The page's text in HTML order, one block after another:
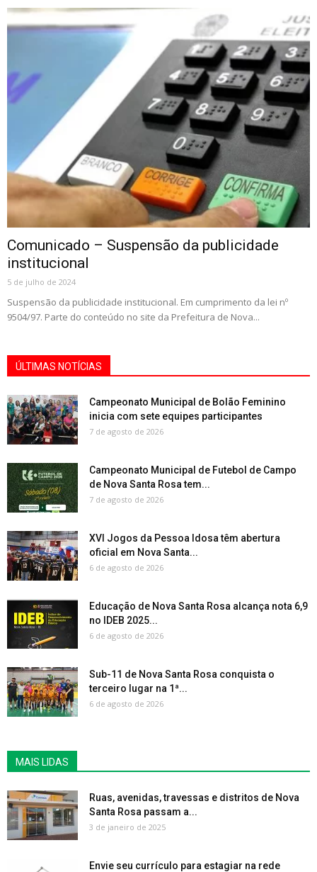
Comunicado – Suspensão da publicidade
institucional
5 de julho de 2024
Suspensão da publicidade institucional. Em cumprimento da lei nº
9504/97. Parte do conteúdo no site da Prefeitura de Nova...
ÚLTIMAS NOTÍCIAS
Campeonato Municipal de Bolão Feminino
inicia com sete equipes participantes
7 de agosto de 2026
Campeonato Municipal de Futebol de Campo
de Nova Santa Rosa tem...
7 de agosto de 2026
XVI Jogos da Pessoa Idosa têm abertura
oficial em Nova Santa...
6 de agosto de 2026
Educação de Nova Santa Rosa alcança nota 6,9
no IDEB 2025...
6 de agosto de 2026
Sub-11 de Nova Santa Rosa conquista o
terceiro lugar na 1ª...
6 de agosto de 2026
MAIS LIDAS
Ruas, avenidas, travessas e distritos de Nova
Santa Rosa passam a...
3 de janeiro de 2025
Envie seu currículo para estagiar na rede